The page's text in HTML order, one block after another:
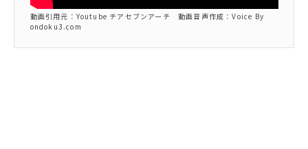
動画引用元：Youtube チアセブンアーチ 動画音声作成：Voice By
ondoku3.com